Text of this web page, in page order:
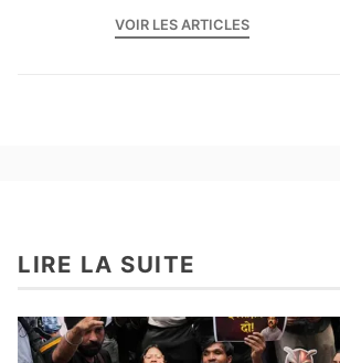
VOIR LES ARTICLES
LIRE LA SUITE